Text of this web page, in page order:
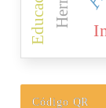
Código QR